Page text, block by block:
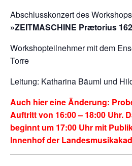
Abschlusskonzert des Workshops
»ZEITMASCHINE Prætorius
Workshopteilnehmer mit dem
Torre
Leitung: Katharina Bäuml und
Auch hier eine Änderung:
Auftritt von 16:00 – 18:00 Uhr.
beginnt um 17:00 Uhr mit
Innenhof der